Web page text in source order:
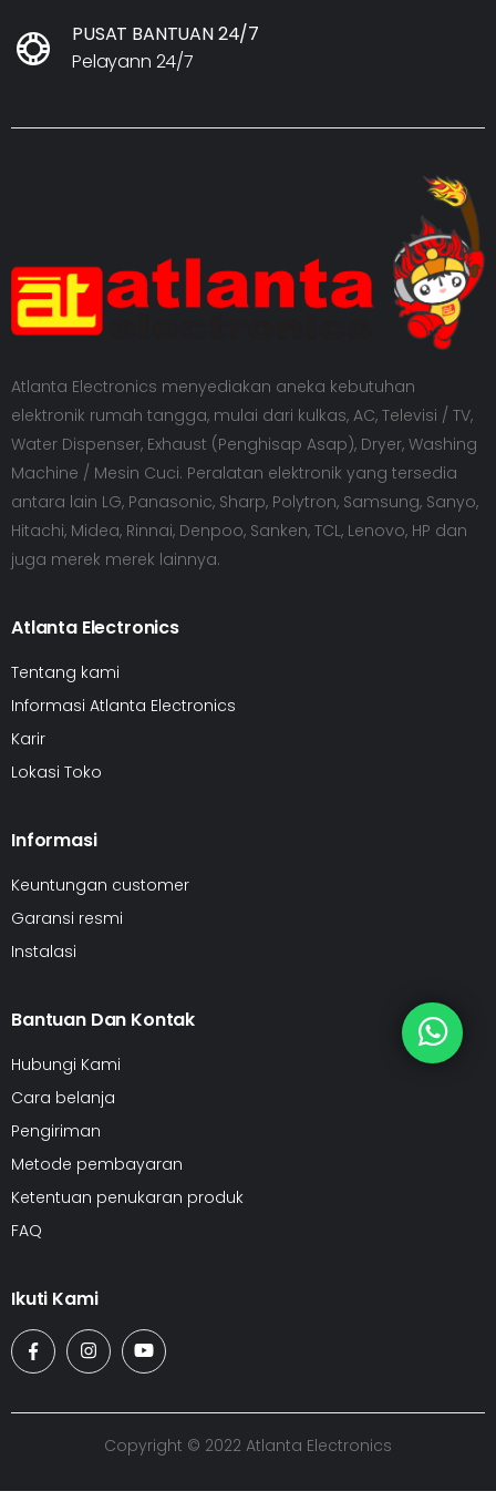
PUSAT BANTUAN 24/7
Pelayann 24/7
Atlanta Electronics menyediakan aneka kebutuhan
elektronik rumah tangga, mulai dari kulkas, AC, Televisi / TV,
Water Dispenser, Exhaust (Penghisap Asap), Dryer, Washing
Machine / Mesin Cuci. Peralatan elektronik yang tersedia
antara lain LG, Panasonic, Sharp, Polytron, Samsung, Sanyo,
Hitachi, Midea, Rinnai, Denpoo, Sanken, TCL, Lenovo, HP dan
juga merek merek lainnya.
Atlanta Electronics
Tentang kami
Informasi Atlanta Electronics
Karir
Lokasi Toko
Informasi
Keuntungan customer
Garansi resmi
Instalasi
Bantuan Dan Kontak
Hubungi Kami
Cara belanja
Pengiriman
Metode pembayaran
Ketentuan penukaran produk
FAQ
Ikuti Kami
Copyright © 2022 Atlanta Electronics